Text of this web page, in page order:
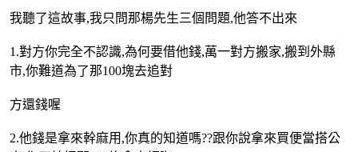
我聽了這故事,我只問那楊先生三個問題,他答不出來
1.對方你完全不認識,為何要借他錢,萬一對方搬家,搬到外縣
市,你難道為了那100塊去追對
方還錢喔
2.他錢是拿來幹麻用,你真的知道嗎??跟你說拿來買便當搭公